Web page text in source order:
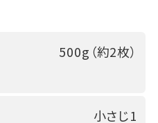
500g（約2枚）
小さじ1